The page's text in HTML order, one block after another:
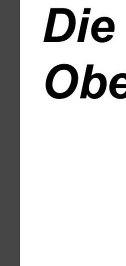
Wiehler Wasser Welt
Busbahnhof
Volksbank
Weiherplatz
Kontakt